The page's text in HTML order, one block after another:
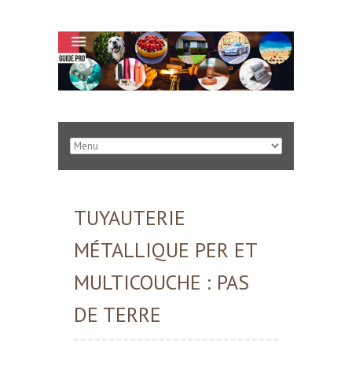
TUYAUTERIE
MÉTALLIQUE PER ET
MULTICOUCHE : PAS
DE TERRE